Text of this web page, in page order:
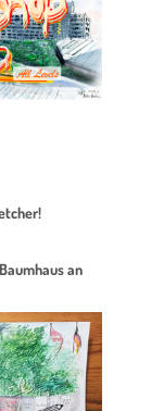
an